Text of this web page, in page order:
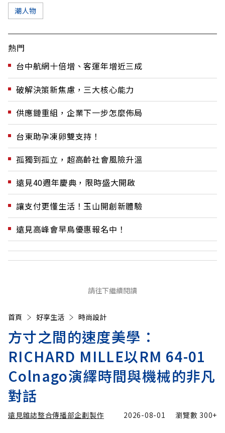
潮人物
熱門
台中航網十倍增、客運年增近三成
破解決策新焦慮，三大核心能力
供應鏈重組，企業下一步怎麼佈局
台東助孕凍卵雙支持！
孤獨到孤立，超高齡社會風險升溫
遠見40週年慶典，限時盛大開啟
讓支付更懂生活！玉山開創新體驗
遠見高峰會早鳥優惠報名中！
請往下繼續閱讀
首頁 好享生活 時尚設計
方寸之間的速度美學：
RICHARD MILLE以RM 64-01
Colnago演繹時間與機械的非凡
對話
遠見雜誌整合傳播部企劃製作 2026-08-01 瀏覽數 300+